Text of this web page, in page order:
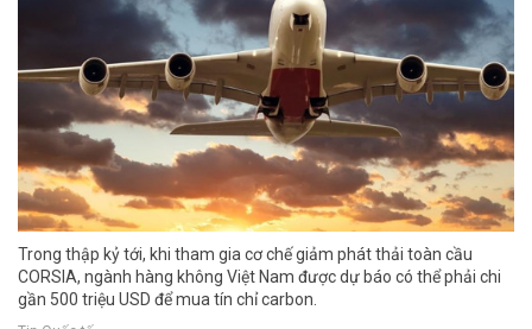
Trong thập kỷ tới, khi tham gia cơ chế giảm phát thải toàn cầu
CORSIA, ngành hàng không Việt Nam được dự báo có thể phải chi
gần 500 triệu USD để mua tín chỉ carbon.